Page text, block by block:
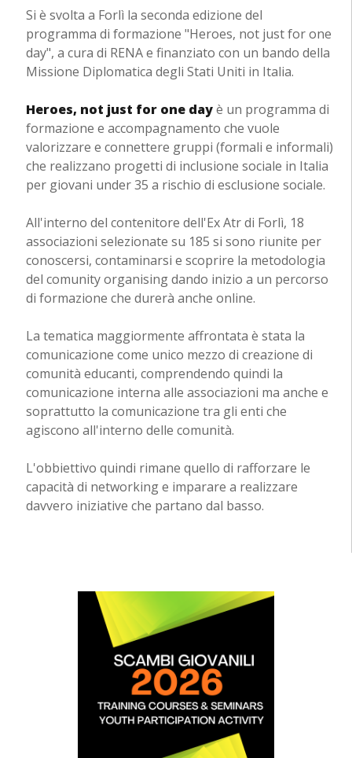
Si è svolta a Forlì la seconda edizione del
programma di formazione "Heroes, not just for one
day", a cura di RENA e finanziato con un bando della
Missione Diplomatica degli Stati Uniti in Italia.
Heroes, not just for one dayè un programma di
formazione e accompagnamento che vuole
valorizzare e connettere gruppi (formali e informali)
che realizzano progetti di inclusione sociale in Italia
per giovani under 35 a rischio di esclusione sociale.
All'interno del contenitore dell'Ex Atr di Forlì, 18
associazioni selezionate su 185 si sono riunite per
conoscersi, contaminarsi e scoprire la metodologia
del comunity organising dando inizio a un percorso
di formazione che durerà anche online.
La tematica maggiormente affrontata è stata la
comunicazione come unico mezzo di creazione di
comunità educanti, comprendendo quindi la
comunicazione interna alle associazioni ma anche e
soprattutto la comunicazione tra gli enti che
agiscono all'interno delle comunità.
L'obbiettivo quindi rimane quello di rafforzare le
capacità di networking e imparare a realizzare
davvero iniziative che partano dal basso.